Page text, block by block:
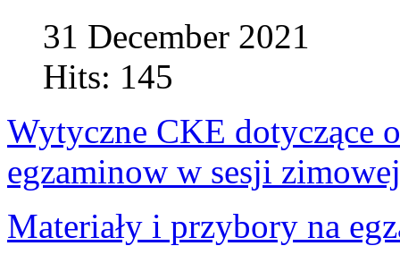
31 December 2021
Hits: 145
Wytyczne CKE dotyczące
egzaminow w sesji
Materiały i przybory na